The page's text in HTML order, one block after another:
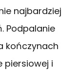
najbardziej
Podpalanie
kończynach
piersiowej i